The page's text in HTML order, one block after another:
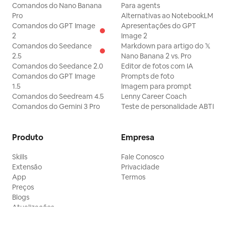
Comandos do Nano Banana
Pro
Comandos do GPT Image
2
Comandos do Seedance
2.5
Comandos do Seedance 2.0
Comandos do GPT Image
1.5
Comandos do Seedream 4.5
Comandos do Gemini 3 Pro
Para agents
Alternativas ao NotebookLM
Apresentações do GPT
Image 2
Markdown para artigo do 𝕏
Nano Banana 2 vs. Pro
Editor de fotos com IA
Prompts de foto
Imagem para prompt
Lenny Career Coach
Teste de personalidade ABTI
Produto
Skills
Extensão
App
Preços
Blogs
Atualizações
Empresa
Fale Conosco
Privacidade
Termos